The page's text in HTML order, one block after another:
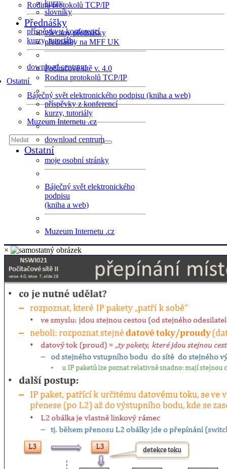
Rodina protokolů TCP/IP
příspěvky z konferencí
kurzy, tutoriály
download centrum
Ostatní
Báječný svět elektronického podpisu (kniha a web)
Muzeum Internetu .cz
kurzy
slovníky
Přednášky
všechny přednášky
přednášky na MFF UK
Počítačové sítě v. 4.0
Rodina protokolů TCP/IP
příspěvky z konferencí
kurzy, tutoriály
download centrum
Ostatní
moje osobní stránky
Báječný svět elektronického
podpisu
(kniha a web)
Muzeum Internetu .cz
×